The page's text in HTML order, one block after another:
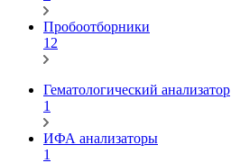
Пробоотборники
12
Гематологический анализатор
1
ИФА анализаторы
1